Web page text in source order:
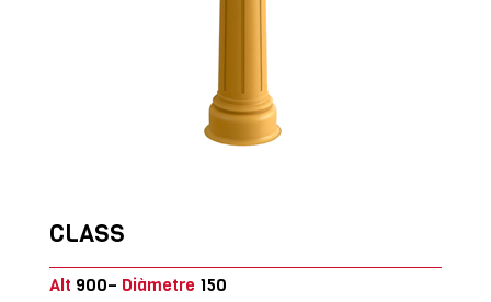
CLASS
Alt 900– Diàmetre 150